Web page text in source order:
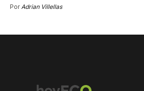
Por Adrian Villellas